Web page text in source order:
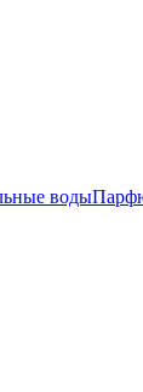
воды